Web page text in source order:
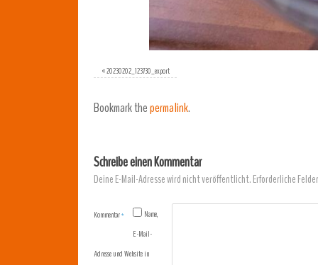
«20230202_123730_export
Bookmark thepermalink.
Schreibe einen Kommentar
Deine E-Mail-Adresse wird nicht veröffentlicht.Erforderliche
Kommentar*
Name,
E-Mail-
Adresse und Website in